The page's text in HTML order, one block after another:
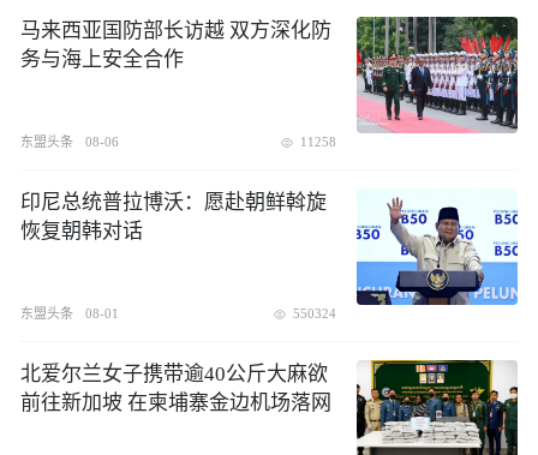
​马来西亚国防部长访越 双方深化防
务与海上安全合作
东盟头条 08-06 11258
印尼总统普拉博沃：愿赴朝鲜斡旋
恢复朝韩对话
东盟头条 08-01 550324
北爱尔兰女子携带逾40公斤大麻欲
前往新加坡 在柬埔寨金边机场落网